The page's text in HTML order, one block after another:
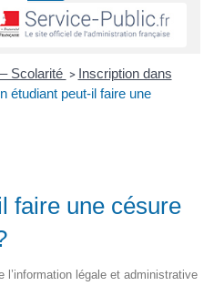
Scolarité > Inscription dans
étudiant peut-il faire une
faire une césure
l’information légale et administrative